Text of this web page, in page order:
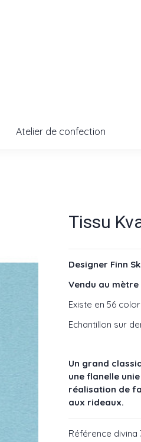
Atelier de confection
Tissu
Designer Finn
Vendu au mètre
Existe en 56
Echantillon sur
Un grand
une flanelle
réalisation de
aux rideaux.
Référence divina